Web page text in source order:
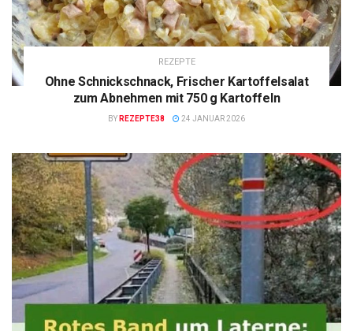
REZEPTE
Ohne Schnickschnack, Frischer Kartoffelsalat
zum Abnehmen mit 750 g Kartoffeln
BY REZEPTE38 24 JANUAR 2026